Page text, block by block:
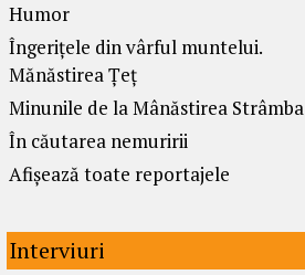
Humor
Îngerițele din vârful muntelui.
Mănăstirea Țeț
Minunile de la Mânăstirea Strâmba
În căutarea nemuririi
Afișează toate reportajele
Interviuri